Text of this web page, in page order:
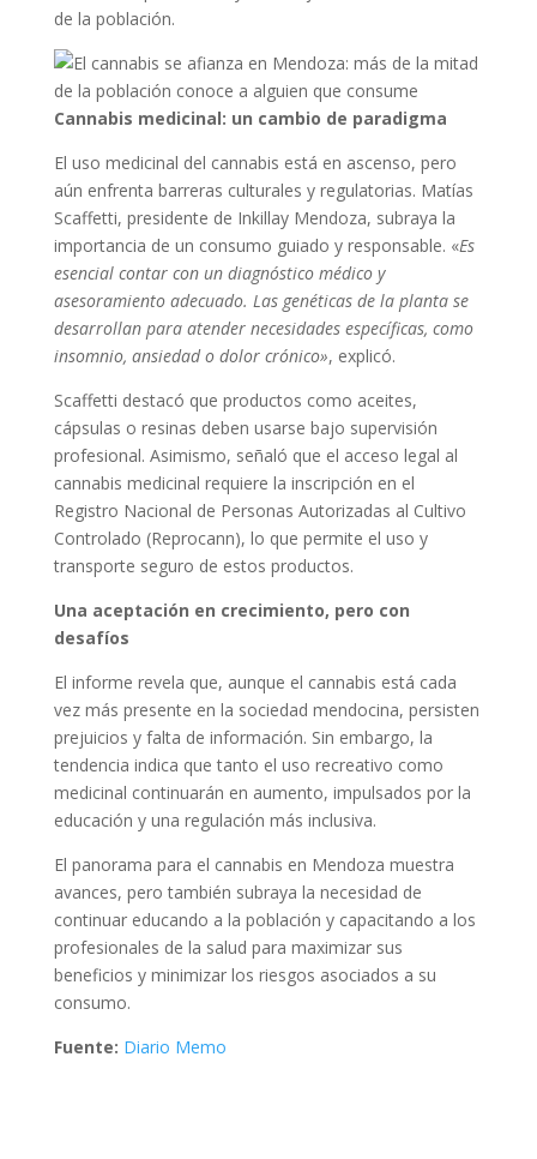
de la población.
Cannabis medicinal: un cambio de paradigma
El uso medicinal del cannabis está en ascenso, pero
aún enfrenta barreras culturales y regulatorias. Matías
Scaffetti, presidente de Inkillay Mendoza, subraya la
importancia de un consumo guiado y responsable. «Es
esencial contar con un diagnóstico médico y
asesoramiento adecuado. Las genéticas de la planta se
desarrollan para atender necesidades específicas, como
insomnio, ansiedad o dolor crónico», explicó.
Scaffetti destacó que productos como aceites,
cápsulas o resinas deben usarse bajo supervisión
profesional. Asimismo, señaló que el acceso legal al
cannabis medicinal requiere la inscripción en el
Registro Nacional de Personas Autorizadas al Cultivo
Controlado (Reprocann), lo que permite el uso y
transporte seguro de estos productos.
Una aceptación en crecimiento, pero con
desafíos
El informe revela que, aunque el cannabis está cada
vez más presente en la sociedad mendocina, persisten
prejuicios y falta de información. Sin embargo, la
tendencia indica que tanto el uso recreativo como
medicinal continuarán en aumento, impulsados por la
educación y una regulación más inclusiva.
El panorama para el cannabis en Mendoza muestra
avances, pero también subraya la necesidad de
continuar educando a la población y capacitando a los
profesionales de la salud para maximizar sus
beneficios y minimizar los riesgos asociados a su
consumo.
Fuente: Diario Memo